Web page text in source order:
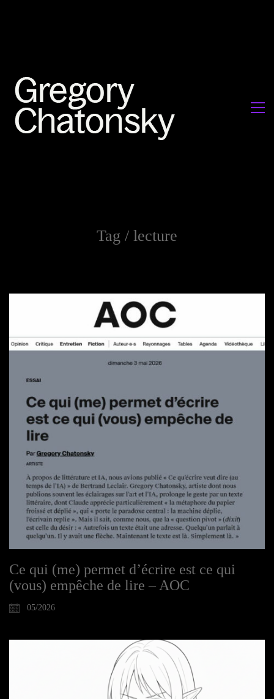
Tag / lecture
Ce qui (me) permet d’écrire est ce qui
(vous) empêche de lire – AOC
05/2026